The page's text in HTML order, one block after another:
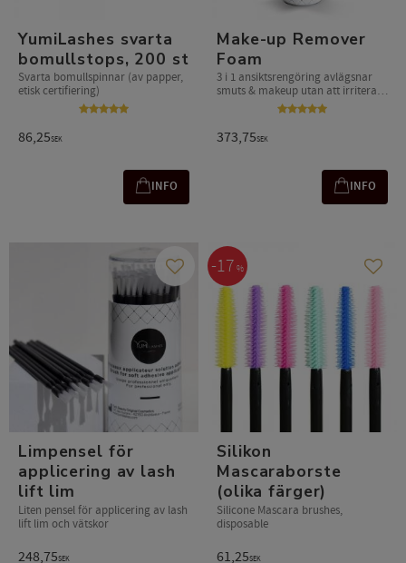
YumiLashes svarta
bomullstops, 200 st
Svarta bomullspinnar (av papper,
etisk certifiering)
86,25SEK
INFO
Make-up Remover
Foam
3 i 1 ansiktsrengöring avlägsnar
smuts & makeup utan att irritera
373,75SEK
INFO
Limpensel för
applicering av lash
lift lim
Liten pensel för applicering av lash
lift lim och vätskor​
248,75SEK
Lägg till i favoriter
Silikon
Mascaraborste
(olika färger)
Silicone Mascara brushes,
disposable
61,25SEK
17 %